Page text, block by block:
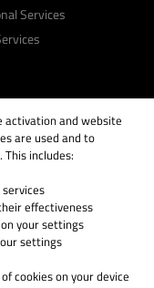
Services
activation and website
are used and to
includes:
effectiveness
your settings
settings
cookies on your device